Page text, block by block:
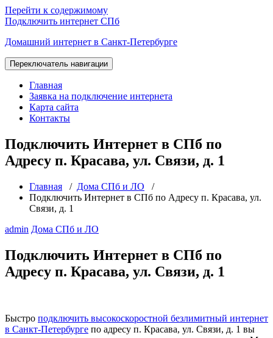
Перейти к содержимому
Подключить интернет СПб
Домашний интернет в Санкт-Петербурге
Переключатель навигации
Главная
Заявка на подключение интернета
Карта сайта
Контакты
Подключить Интернет в СПб по
Адресу п. Красава, ул. Связи, д. 1
Главная / Дома СПб и ЛО /
Подключить Интернет в СПб по Адресу п. Красава, ул.
Связи, д. 1
admin Дома СПб и ЛО
Подключить Интернет в СПб по
Адресу п. Красава, ул. Связи, д. 1
Быстро подключить высокоскоростной безлимитный интернет
в Санкт-Петербурге по адресу п. Красава, ул. Связи, д. 1 вы